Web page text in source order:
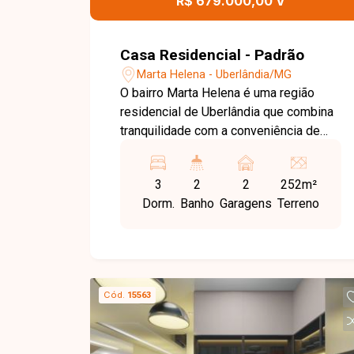
Casa Residencial - Padrão
Marta Helena - Uberlândia/MG
O bairro Marta Helena é uma região
residencial de Uberlândia que combina
tranquilidade com a conveniência de
um condomínio fechado nessa área
oferece a segurança e a privacidade
desejadas, com fácil acesso às
área total. A distribuição interna é
funcional, contando com sala em dois
ambientes, três quartos com armários
(sendo uma suíte), banheiro social,
3
Dorm.
2
Banho
2
Garagens
252m²
Terreno
Cód. 15563